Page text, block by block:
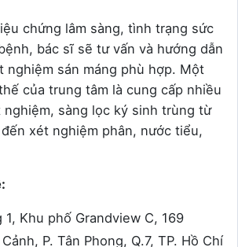
chứng lâm sàng, tình trạng sức
bác sĩ sẽ tư vấn và hướng dẫn
nghiệm sán máng phù hợp. Một
của trung tâm là cung cấp nhiều
sàng lọc ký sinh trùng từ
xét nghiệm phân, nước tiểu,
Khu phố Grandview C, 169
P. Tân Phong, Q.7, TP. Hồ Chí